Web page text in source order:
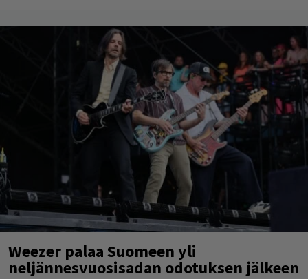
Weezer palaa Suomeen yli
neljännesvuosisadan odotuksen jälkeen